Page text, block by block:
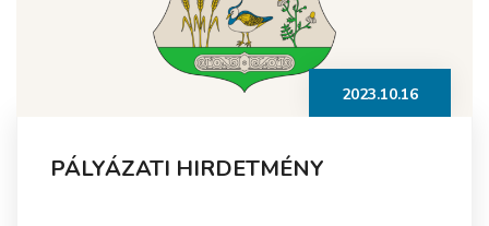
2023.10.16
PÁLYÁZATI HIRDETMÉNY